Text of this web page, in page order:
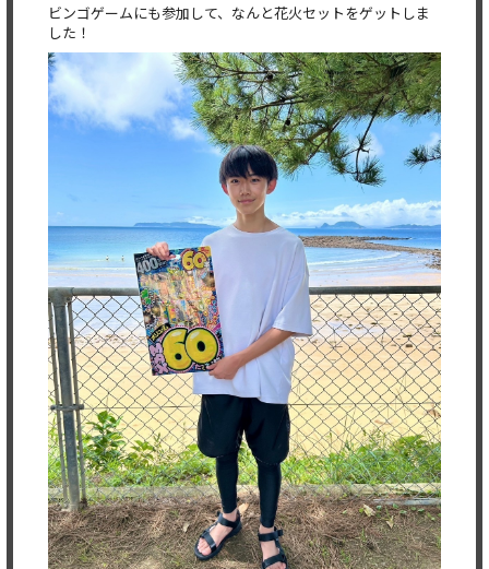
ビンゴゲームにも参加して、なんと花火セットをゲットしま
した！